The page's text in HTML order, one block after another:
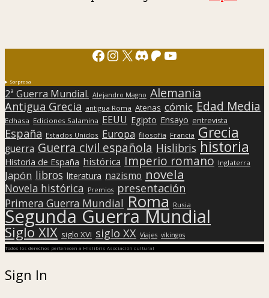
Facebook
Instagram
X Discord
Patreon
YouTube
Sorpresa
2ª Guerra Mundial. Alejandro Magno Alemania
Antigua Grecia antigua Roma Atenas cómic Edad Media
Edhasa Ediciones Salamina EEUU Egipto Ensayo entrevista
España Estados Unidos Europa filosofía Francia Grecia
guerra Guerra civil española Hislibris historia
Historia de España histórica Imperio romano Inglaterra
Japón libros literatura nazismo novela
Novela histórica Premios presentación
Primera Guerra Mundial Roma Rusia
Segunda Guerra Mundial
Siglo XIX siglo XVI siglo XX Viajes vikingos
Todos los derechos pertenecen a Hislibris Asociación cultural
Sign In